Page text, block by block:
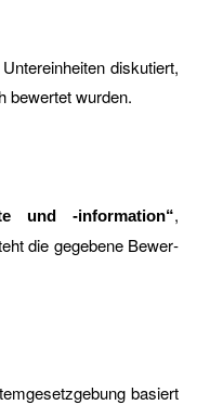
dis­ku­tiert,
be­wer­tet wur­den.
und -in­for­ma­ti­on“,
die ge­ge­be­ne Be­wer­
ba­siert